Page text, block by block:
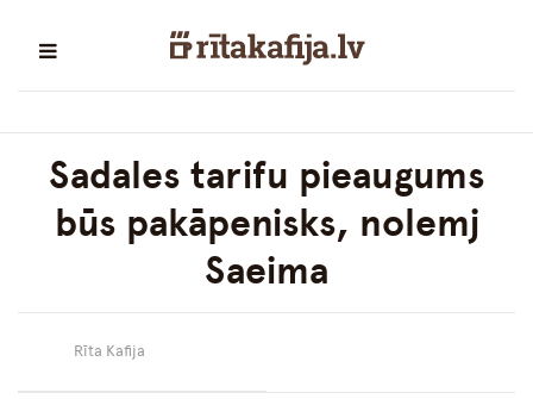
Sadales tarifu pieaugums
būs pakāpenisks, nolemj
Saeima
Rīta Kafija